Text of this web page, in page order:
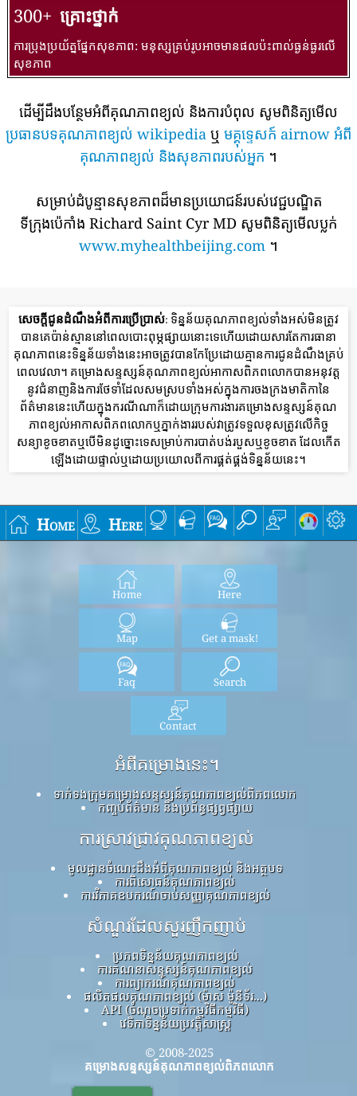
300+ គ្រោះថ្នាក់
ការប្រុងប្រយ័ត្នផ្នែកសុខភាព: មនុស្សគ្រប់រូបអាចមានផលប៉ះពាល់ធ្ងន់ធ្ងរលើ
សុខភាព
ដើម្បីដឹងបន្ថែមអំពីគុណភាពខ្យល់ និងការបំពុល សូមពិនិត្យមើល
ប្រធានបទគុណភាពខ្យល់ wikipedia ឬ មគ្គុទ្ទេសក៍ airnow អំពី
គុណភាពខ្យល់ និងសុខភាពរបស់អ្នក ។
សម្រាប់ដំបូន្មានសុខភាពដ៏មានប្រយោជន៍របស់វេជ្ជបណ្ឌិត
ទីក្រុងប៉េកាំង Richard Saint Cyr MD សូមពិនិត្យមើលប្លក់
www.myhealthbeijing.com ។
សេចក្តីជូនដំណឹងអំពីការប្រើប្រាស់: ទិន្នន័យគុណភាពខ្យល់ទាំងអស់មិនត្រូវ
បានគេប៉ាន់ស្មាននៅពេលបោះពុម្ភផ្សាយនោះទេហើយដោយសារតែការធានា
គុណភាពនេះទិន្នន័យទាំងនេះអាចត្រូវបានកែប្រែដោយគ្មានការជូនដំណឹងគ្រប់
ពេលវេលា។ គម្រោងសន្ទស្សន៍គុណភាពខ្យល់អាកាសពិភពលោកបានអនុវត្ត
នូវជំនាញនិងការថែទាំដែលសមស្របទាំងអស់ក្នុងការចងក្រងមាតិកានៃ
ព័ត៌មាននេះហើយក្នុងករណីណាក៏ដោយក្រុមការងារគម្រោងសន្ទស្សន៍គុណ
ភាពខ្យល់អាកាសពិភពលោកឬភ្នាក់ងាររបស់វាត្រូវទទួលខុសត្រូវលើកិច្ច
សន្យាខូចខាតឬបើមិនដូច្នោះទេសម្រាប់ការបាត់បង់របួសឬខូចខាត ដែលកើត
ឡើងដោយផ្ទាល់ឬដោយប្រយោលពីការផ្គត់ផ្គង់ទិន្នន័យនេះ។
Home Here
Home Here
Map Get a mask!
Faq Search
Contact
អំពីគម្រោងនេះ។
ទាក់ទងក្រុមគម្រោងសន្ទស្សន៍គុណភាពខ្យល់ពិភពលោក
កញ្ចប់ព័ត៌មាន និងប្រព័ន្ធផ្សព្វផ្សាយ
ការស្រាវជ្រាវគុណភាពខ្យល់
មូលដ្ឋានចំណេះដឹងអំពីគុណភាពខ្យល់ និងអត្ថបទ
ការពិសោធន៍គុណភាពខ្យល់
ការវិភាគឧបករណ៍ចាប់សញ្ញាគុណភាពខ្យល់
សំណួរដែលសួរញឹកញាប់
ប្រភពទិន្នន័យគុណភាពខ្យល់
ការគណនាសន្ទស្សន៍គុណភាពខ្យល់
ការព្យាករណ៍គុណភាពខ្យល់
ផលិតផលគុណភាពខ្យល់ (ម៉ាស ម៉ូនីទ័រ...)
API (ចំណុចប្រទាក់កម្មវិធីកម្មវិធី)
វេទិកាទិន្នន័យប្រវត្តិសាស្ត្រ
© 2008-2025
គម្រោងសន្ទស្សន៍គុណភាពខ្យល់ពិភពលោក